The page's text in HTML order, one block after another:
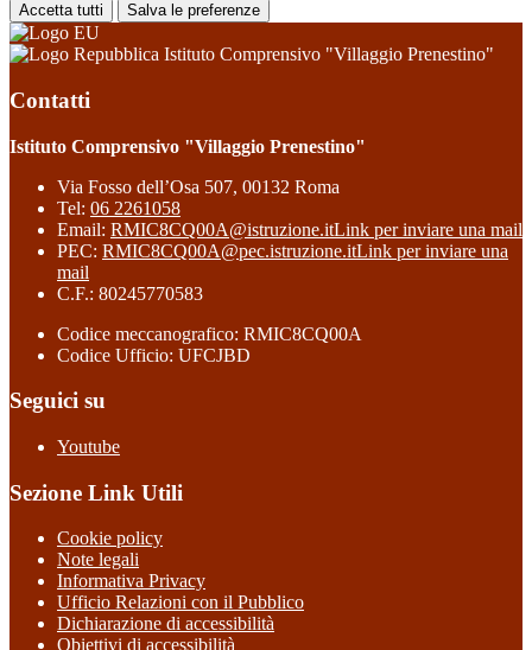
Accetta tutti Salva le preferenze
Istituto Comprensivo "Villaggio Prenestino"
Contatti
Istituto Comprensivo "Villaggio Prenestino"
Via Fosso dell’Osa 507, 00132 Roma
Tel: 06 2261058
Email: RMIC8CQ00A@istruzione.itLink per inviare una mail
PEC: RMIC8CQ00A@pec.istruzione.itLink per inviare una
mail
C.F.: 80245770583
Codice meccanografico: RMIC8CQ00A
Codice Ufficio: UFCJBD
Seguici su
Youtube
Sezione Link Utili
Cookie policy
Note legali
Informativa Privacy
Ufficio Relazioni con il Pubblico
Dichiarazione di accessibilità
Obiettivi di accessibilità